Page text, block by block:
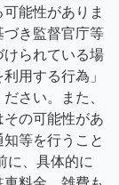
能性がありま
き監督官庁等
られている場
用する行為」
さい。また、
の可能性があ
等を行うこと
に、具体的に